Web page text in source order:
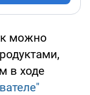
можно
в ходе